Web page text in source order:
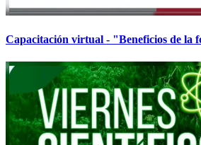
Capacitación virtual - "Beneficios de la